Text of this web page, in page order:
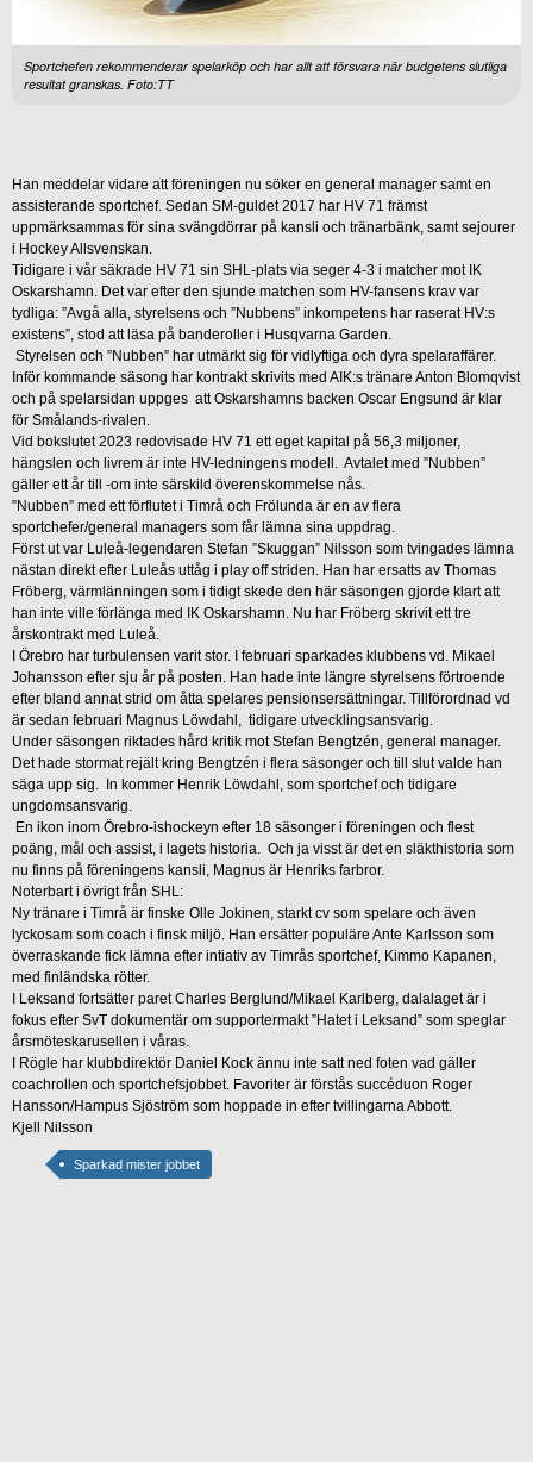
Sportchefen rekommenderar spelarköp och har allt att försvara när budgetens slutliga
resultat granskas. Foto:TT
Han meddelar vidare att föreningen nu söker en general manager samt en
assisterande sportchef. Sedan SM-guldet 2017 har HV 71 främst
uppmärksammas för sina svängdörrar på kansli och tränarbänk, samt sejourer
i Hockey Allsvenskan.
Tidigare i vår säkrade HV 71 sin SHL-plats via seger 4-3 i matcher mot IK
Oskarshamn. Det var efter den sjunde matchen som HV-fansens krav var
tydliga: ”Avgå alla, styrelsens och ”Nubbens” inkompetens har raserat HV:s
existens”, stod att läsa på banderoller i Husqvarna Garden.
Styrelsen och ”Nubben” har utmärkt sig för vidlyftiga och dyra spelaraffärer.
Inför kommande säsong har kontrakt skrivits med AIK:s tränare Anton Blomqvist
och på spelarsidan uppges att Oskarshamns backen Oscar Engsund är klar
för Smålands-rivalen.
Vid bokslutet 2023 redovisade HV 71 ett eget kapital på 56,3 miljoner,
hängslen och livrem är inte HV-ledningens modell. Avtalet med ”Nubben”
gäller ett år till -om inte särskild överenskommelse nås.
”Nubben” med ett förflutet i Timrå och Frölunda är en av flera
sportchefer/general managers som får lämna sina uppdrag.
Först ut var Luleå-legendaren Stefan ”Skuggan” Nilsson som tvingades lämna
nästan direkt efter Luleås uttåg i play off striden. Han har ersatts av Thomas
Fröberg, värmlänningen som i tidigt skede den här säsongen gjorde klart att
han inte ville förlänga med IK Oskarshamn. Nu har Fröberg skrivit ett tre
årskontrakt med Luleå.
I Örebro har turbulensen varit stor. I februari sparkades klubbens vd. Mikael
Johansson efter sju år på posten. Han hade inte längre styrelsens förtroende
efter bland annat strid om åtta spelares pensionsersättningar. Tillförordnad vd
är sedan februari Magnus Löwdahl, tidigare utvecklingsansvarig.
Under säsongen riktades hård kritik mot Stefan Bengtzén, general manager.
Det hade stormat rejält kring Bengtzén i flera säsonger och till slut valde han
säga upp sig. In kommer Henrik Löwdahl, som sportchef och tidigare
ungdomsansvarig.
En ikon inom Örebro-ishockeyn efter 18 säsonger i föreningen och flest
poäng, mål och assist, i lagets historia. Och ja visst är det en släkthistoria som
nu finns på föreningens kansli, Magnus är Henriks farbror.
Noterbart i övrigt från SHL:
Ny tränare i Timrå är finske Olle Jokinen, starkt cv som spelare och även
lyckosam som coach i finsk miljö. Han ersätter populäre Ante Karlsson som
överraskande fick lämna efter intiativ av Timrås sportchef, Kimmo Kapanen,
med finländska rötter.
I Leksand fortsätter paret Charles Berglund/Mikael Karlberg, dalalaget är i
fokus efter SvT dokumentär om supportermakt ”Hatet i Leksand” som speglar
årsmöteskarusellen i våras.
I Rögle har klubbdirektör Daniel Kock ännu inte satt ned foten vad gäller
coachrollen och sportchefsjobbet. Favoriter är förstås succéduon Roger
Hansson/Hampus Sjöström som hoppade in efter tvillingarna Abbott.
Kjell Nilsson
Sparkad mister jobbet